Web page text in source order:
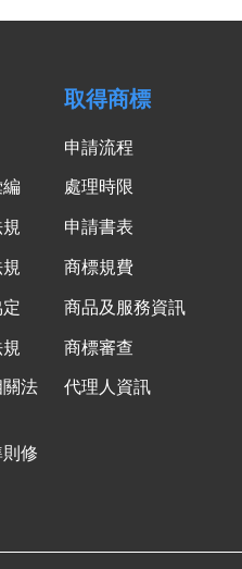
編
法
修
取得商標
申請流程
處理時限
申請書表
商標規費
商品及服務資訊
商標審查
代理人資訊